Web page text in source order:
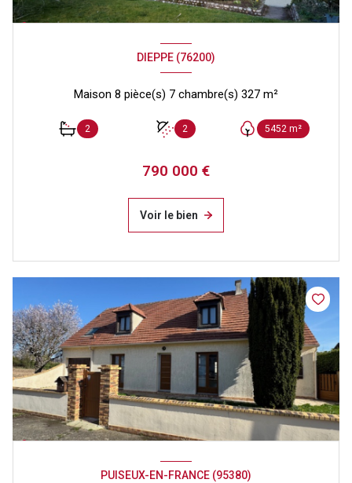
DIEPPE (76200)
Maison 8 pièce(s) 7 chambre(s) 327 m²
2 2 5452 m²
790 000 €
Voir le bien
PUISEUX-EN-FRANCE (95380)